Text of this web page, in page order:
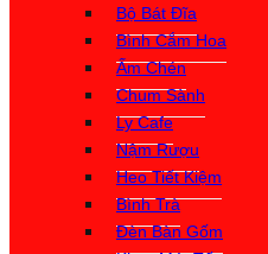
Bộ Bát Đĩa
Bình Cắm Hoa
Ấm Chén
Chum Sành
Ly Cafe
Nậm Rượu
Heo Tiết Kiệm
Bình Trà
Đèn Bàn Gốm